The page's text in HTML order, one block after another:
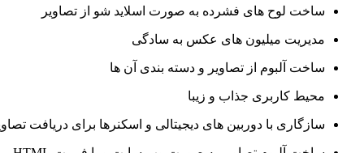
ساخت لوح های فشرده به صورت اسلاید شو از تصاویر
مدیریت میلیون های عکس به سادگی
ساخت آلبوم از تصاویر و دسته بندی آن ها
محیط کاربری جذاب و زیبا
سازگاری با دوربین های دیجیتالی و اسکنرها برای دریافت